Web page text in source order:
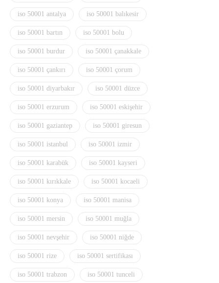
iso 50001 antalya iso 50001 balıkesir
iso 50001 bartın iso 50001 bolu
iso 50001 burdur iso 50001 çanakkale
iso 50001 çankırı iso 50001 çorum
iso 50001 diyarbakır iso 50001 düzce
iso 50001 erzurum iso 50001 eskişehir
iso 50001 gaziantep iso 50001 giresun
iso 50001 istanbul iso 50001 izmir
iso 50001 karabük iso 50001 kayseri
iso 50001 kırıkkale iso 50001 kocaeli
iso 50001 konya iso 50001 manisa
iso 50001 mersin iso 50001 muğla
iso 50001 nevşehir iso 50001 niğde
iso 50001 rize iso 50001 sertifikası
iso 50001 trabzon iso 50001 tunceli